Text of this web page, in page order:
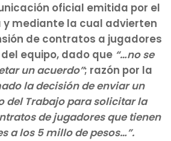
oficial emitida por el
y mediante la cual advierten
de contratos a jugadores
equipo, dado que “…no se
un acuerdo”; razón por la
la decisión de enviar un
del Trabajo para solicitar la
de jugadores que tienen
a los 5 millo de pesos…”.